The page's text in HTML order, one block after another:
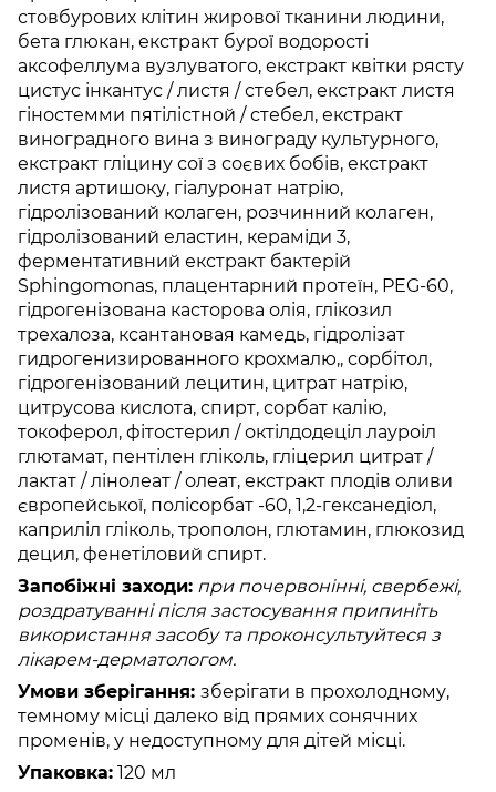
стовбурових клітин жирової тканини людини,
бета глюкан, екстракт бурої водорості
аксофеллума вузлуватого, екстракт квітки рясту
цистус інкантус / листя / стебел, екстракт листя
гіностемми пятілістной / стебел, екстракт
виноградного вина з винограду культурного,
екстракт гліцину сої з соєвих бобів, екстракт
листя артишоку, гіалуронат натрію,
гідролізований колаген, розчинний колаген,
гідролізований еластин, кераміди 3,
ферментативний екстракт бактерій
Sphingomonas, плацентарний протеїн, PEG-60,
гідрогенізована касторова олія, глікозил
трехалоза, ксантановая камедь, гідролізат
гидрогенизированного крохмалю,, сорбітол,
гідрогенізований лецитин, цитрат натрію,
цитрусова кислота, спирт, сорбат калію,
токоферол, фітостерил / октілдодеціл лауроіл
глютамат, пентілен гліколь, гліцерил цитрат /
лактат / лінолеат / олеат, екстракт плодів оливи
європейської, полісорбат -60, 1,2-гексанедіол,
каприліл гліколь, трополон, глютамин, глюкозид
децил, фенетіловий спирт.
Запобіжні заходи: при почервонінні, свербежі,
роздратуванні після застосування припиніть
використання засобу та проконсультуйтеся з
лікарем-дерматологом.
Умови зберігання: зберігати в прохолодному,
темному місці далеко від прямих сонячних
променів, у недоступному для дітей місці.
Упаковка: 120 мл